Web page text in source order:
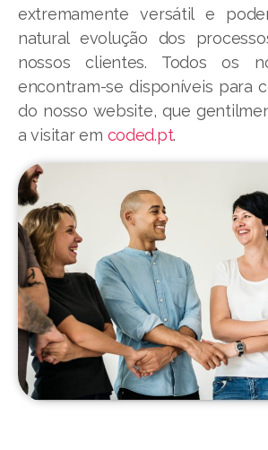
extremamente versátil e
natural evolução dos
nossos clientes. Todos os
encontram-se disponíveis para
do nosso website, que
a visitar em coded.pt.